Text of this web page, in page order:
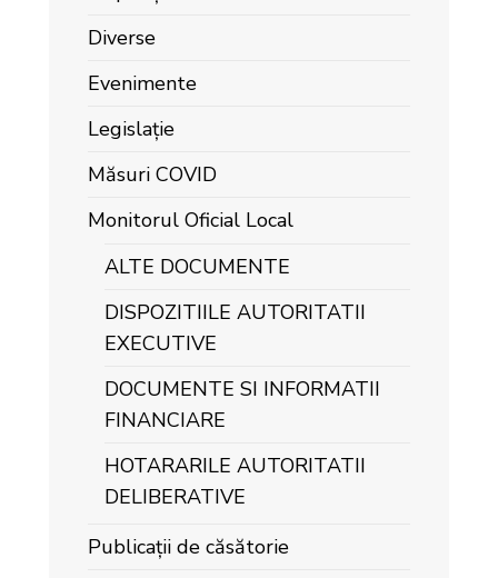
Diverse
Evenimente
Legislație
Măsuri COVID
Monitorul Oficial Local
ALTE DOCUMENTE
DISPOZITIILE AUTORITATII
EXECUTIVE
DOCUMENTE SI INFORMATII
FINANCIARE
HOTARARILE AUTORITATII
DELIBERATIVE
Publicații de căsătorie